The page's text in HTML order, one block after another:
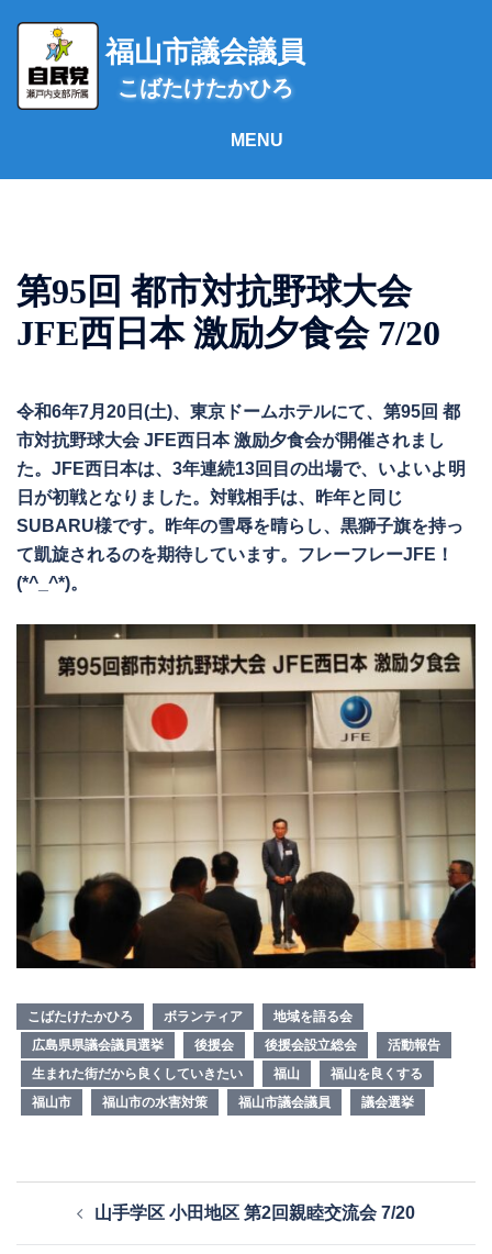
ス
福山市議会議員
こばたけたかひろ
第95回 都市対抗野球大会
JFE西日本 激励夕食会 7/20
令和6年7月20日(土)、東京ドームホテルにて、第95回 都
市対抗野球大会 JFE西日本 激励夕食会が開催されまし
た。JFE西日本は、3年連続13回目の出場で、いよいよ明
日が初戦となりました。対戦相手は、昨年と同じ
SUBARU様です。昨年の雪辱を晴らし、黒獅子旗を持っ
て凱旋されるのを期待しています。フレーフレーJFE！
(*^_^*)。
こばたけたかひろ ボランティア
地域を語る会
広島県県議会議員選挙
後援会 後援会設立総会
活動報告
生まれた街だから良くしていきたい
福山
福山を良くする
福山市
福山市の水害対策 福山市議会議員 議会選挙
山手学区 小田地区 第2回親睦交流会 7/20